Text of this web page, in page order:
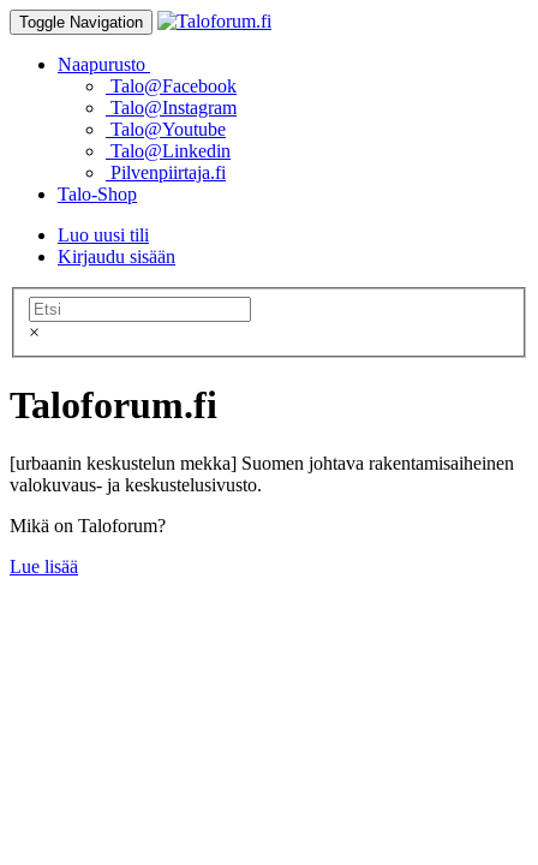
Toggle Navigation
Naapurusto
Talo@Facebook
Talo@Instagram
Talo@Youtube
Talo@Linkedin
Pilvenpiirtaja.fi
Talo-Shop
Luo uusi tili
Kirjaudu sisään
×
Taloforum.fi
[urbaanin keskustelun mekka] Suomen johtava rakentamisaiheinen
valokuvaus- ja keskustelusivusto.
Mikä on Taloforum?
Lue lisää